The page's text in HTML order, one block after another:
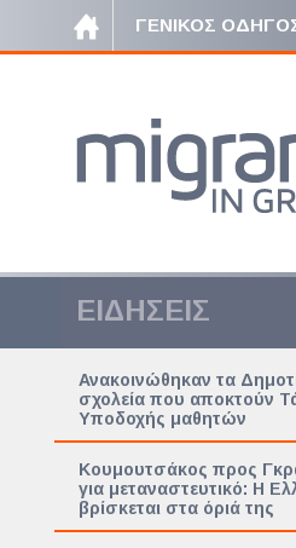
ΓΕΝΙΚΟΣ
ΕΙΔΗΣΕΙΣ
Ανακοινώθηκαν τα
σχολεία που αποκτούν
Υποδοχής μαθητών
Κουμουτσάκος προς
για μεταναστευτικό: Η
βρίσκεται στα όριά της